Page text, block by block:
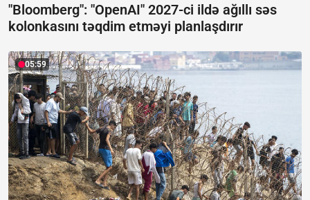
"Bloomberg": "OpenAI" 2027-ci ildə ağıllı səs
kolonkasını təqdim etməyi planlaşdırır
05:59